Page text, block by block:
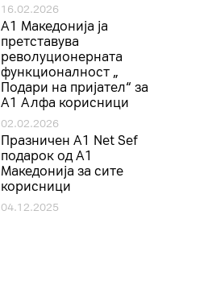
16.02.2026
А1 Македонија ја
претставува
револуционерната
функционалност „
Подари на пријател“ за
А1 Алфа корисници
02.02.2026
Празничен A1 Net Sеf
подарок од А1
Македонија за сите
корисници
04.12.2025